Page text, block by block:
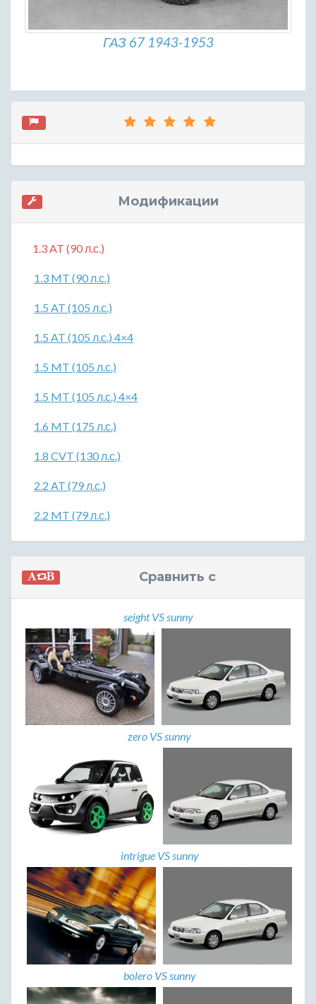
ГАЗ 67 1943-1953
Модификации
1.3 AT (90 л.с.)
1.3 MT (90 л.с.)
1.5 AT (105 л.с.)
1.5 AT (105 л.с.) 4×4
1.5 MT (105 л.с.)
1.5 MT (105 л.с.) 4×4
1.6 MT (175 л.с.)
1.8 CVT (130 л.с.)
2.2 AT (79 л.с.)
2.2 MT (79 л.с.)
Сравнить с
seight VS sunny
zero VS sunny
intrigue VS sunny
bolero VS sunny